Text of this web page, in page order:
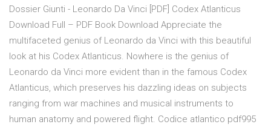
Dossier Giunti - Leonardo Da Vinci [PDF] Codex Atlanticus
Download Full – PDF Book Download Appreciate the
multifaceted genius of Leonardo da Vinci with this beautiful
look at his Codex Atlanticus. Nowhere is the genius of
Leonardo da Vinci more evident than in the famous Codex
Atlanticus, which preserves his dazzling ideas on subjects
ranging from war machines and musical instruments to
human anatomy and powered flight. Codice atlantico pdf995